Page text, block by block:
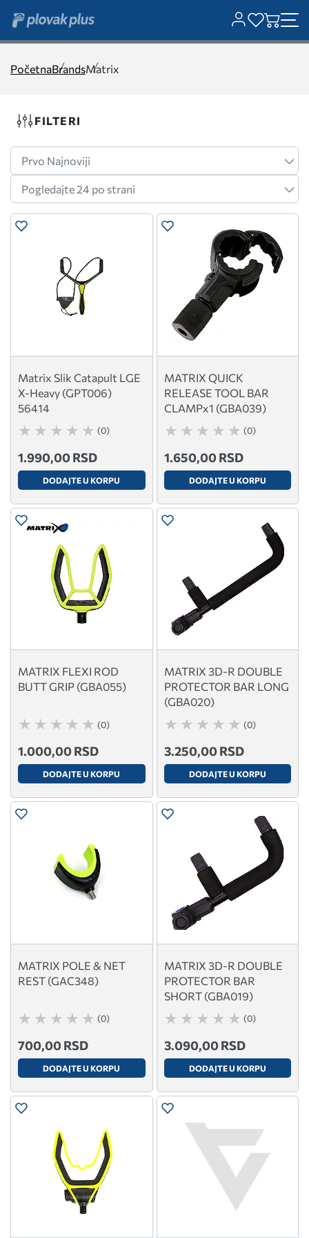
PočetnaBrandsMatrix
FILTERI
Matrix Slik Catapult LGE
X-Heavy (GPT006)
56414
(0)
1.990,00 RSD
DODAJTE U KORPU
MATRIX QUICK
RELEASE TOOL BAR
CLAMPx1 (GBA039)
(0)
1.650,00 RSD
DODAJTE U KORPU
MATRIX FLEXI ROD
BUTT GRIP (GBA055)
(0)
1.000,00 RSD
DODAJTE U KORPU
MATRIX 3D-R DOUBLE
PROTECTOR BAR LONG
(GBA020)
(0)
3.250,00 RSD
DODAJTE U KORPU
MATRIX POLE & NET
REST (GAC348)
(0)
700,00 RSD
DODAJTE U KORPU
MATRIX 3D-R DOUBLE
PROTECTOR BAR
SHORT (GBA019)
(0)
3.090,00 RSD
DODAJTE U KORPU